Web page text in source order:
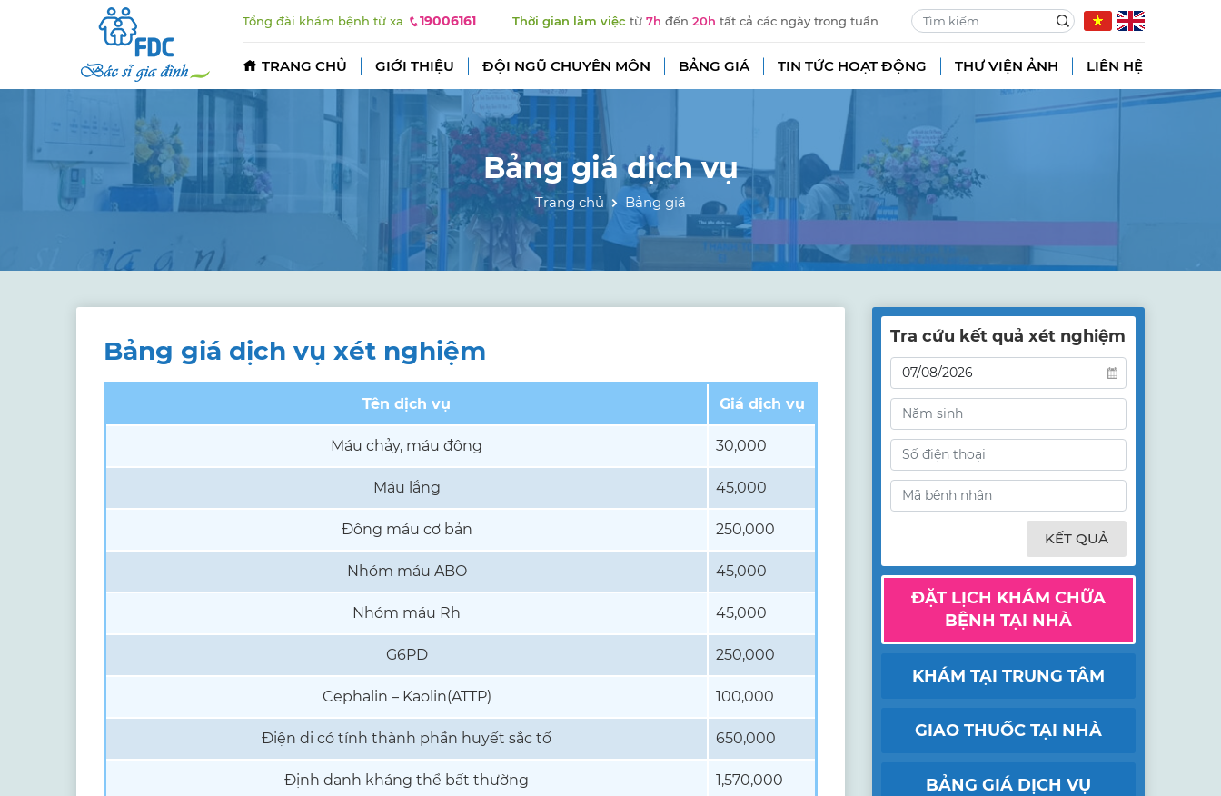
Tổng đài khám bệnh từ xa 19006161 Thời gian làm việc từ 7h đến 20h tất cả các ngày trong tuần
TRANG CHỦ GIỚI THIỆU ĐỘI NGŨ CHUYÊN MÔN BẢNG GIÁ TIN TỨC HOẠT ĐỘNG THƯ VIỆN ẢNH LIÊN HỆ
Bảng giá dịch vụ
Trang chủ Bảng giá
Bảng giá dịch vụ xét nghiệm
Tên dịch vụ Giá dịch vụ
Máu chảy, máu đông 30,000
Máu lắng 45,000
Đông máu cơ bản 250,000
Nhóm máu ABO 45,000
Nhóm máu Rh 45,000
G6PD 250,000
Cephalin – Kaolin(ATTP) 100,000
Điện di có tính thành phần huyết sắc tố 650,000
Định danh kháng thể bất thường 1,570,000
Tra cứu kết quả xét nghiệm
KẾT QUẢ
ĐẶT LỊCH KHÁM CHỮA
BỆNH TẠI NHÀ
KHÁM TẠI TRUNG TÂM
GIAO THUỐC TẠI NHÀ
BẢNG GIÁ DỊCH VỤ